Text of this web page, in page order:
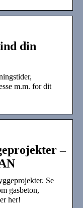
din
m.m. for dit
–
Se
gasbeton,
her!